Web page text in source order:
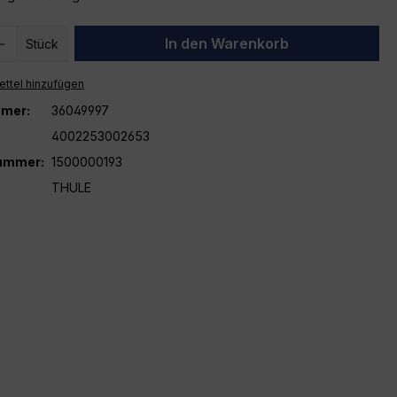
Anzahl: Gib den gewünschten Wert
Stück In den Warenkorb
hinzufügen
36049997
4002253002653
1500000193
THULE